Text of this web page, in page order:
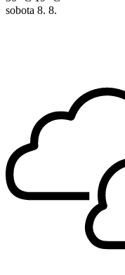
sobota 8. 8.